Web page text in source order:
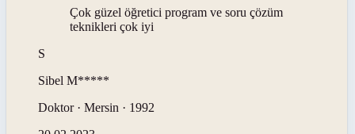
Çok güzel öğretici program ve soru çözüm
teknikleri çok iyi
S
Sibel M*****
Doktor · Mersin · 1992